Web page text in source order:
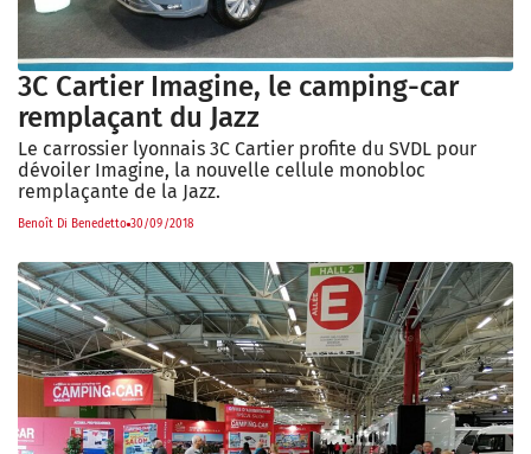
3C Cartier Imagine, le camping-car
remplaçant du Jazz
Le carrossier lyonnais 3C Cartier profite du SVDL pour
dévoiler Imagine, la nouvelle cellule monobloc
remplaçante de la Jazz.
Benoît Di Benedetto 30/09/2018